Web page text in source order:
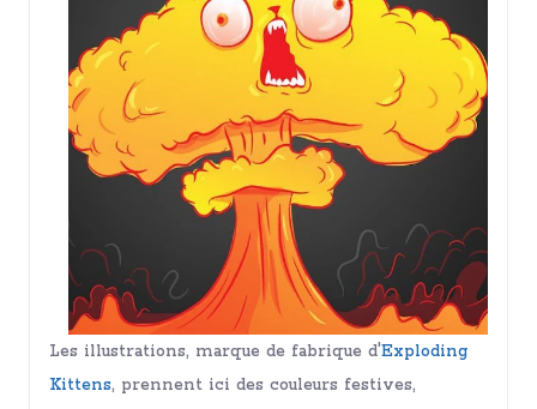
Les illustrations, marque de fabrique d'Exploding
Kittens, prennent ici des couleurs festives,